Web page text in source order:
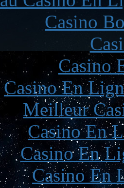
Casino
Casino
Casino En
Meilleur
Casino En
Casino En
Casino En